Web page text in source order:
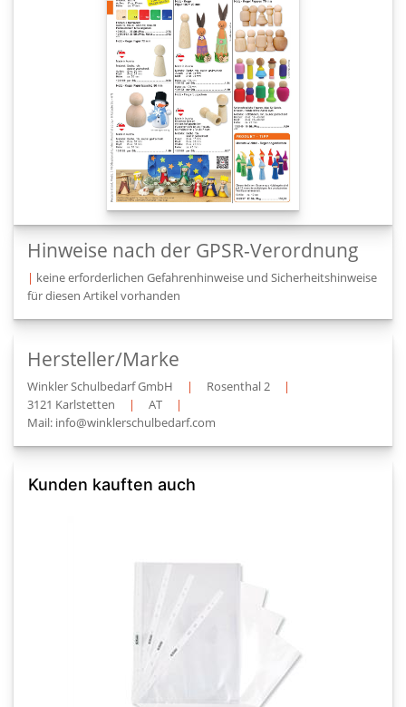
Hinweise nach der GPSR-Verordnung
| keine erforderlichen Gefahrenhinweise und Sicherheitshinweise
für diesen Artikel vorhanden
Hersteller/Marke
Winkler Schulbedarf GmbH | Rosenthal 2
|
3121 Karlstetten
| AT
|
Mail: info@winklerschulbedarf.com
Kunden kauften auch